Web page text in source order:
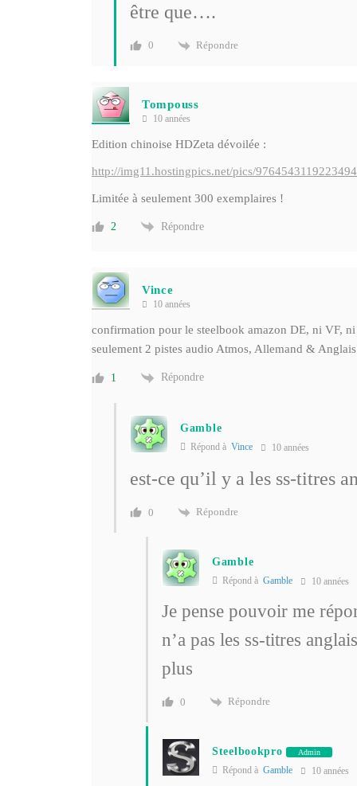
être que….
0 Répondre
Tompouss
10 années
Edition chinoise HDZeta dévoilée :
http://img11.hostingpics.net/pics/
Limitée à seulement 300 exemplaires !
2 Répondre
Vince
10 années
confirmation pour le steelbook amazon DE, ni VF, ni
seulement 2 pistes audio Atmos, Allemand &
1 Répondre
Gamble
Répond à Vince 10 années
est-ce qu’il y a les ss-titres
0 Répondre
Gamble
Répond à Gamble 10 années
Je pense pouvoir me
n’a pas les ss-titres
plus
0 Répondre
Steelbookpro Admin
Répond à Gamble 10 années